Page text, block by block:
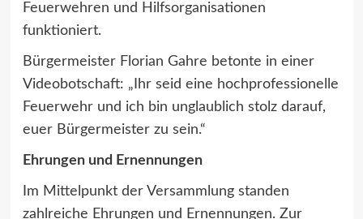
Feuerwehren und Hilfsorganisationen
funktioniert.
Bürgermeister Florian Gahre betonte in einer
Videobotschaft: „Ihr seid eine hochprofessionelle
Feuerwehr und ich bin unglaublich stolz darauf,
euer Bürgermeister zu sein.“
Ehrungen und Ernennungen
Im Mittelpunkt der Versammlung standen
zahlreiche Ehrungen und Ernennungen. Zur